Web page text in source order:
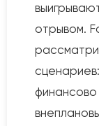
отрывом.
финансово